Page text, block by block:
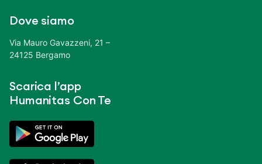
Dove siamo
Via Mauro Gavazzeni, 21 –
24125 Bergamo
Scarica l’app
Humanitas Con Te